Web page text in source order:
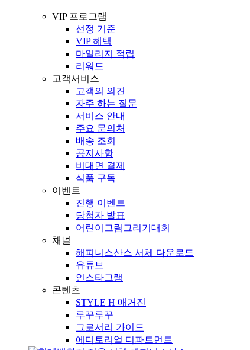
VIP 프로그램
선정 기준
VIP 혜택
마일리지 적립
리워드
고객서비스
고객의 의견
자주 하는 질문
서비스 안내
주요 문의처
배송 조회
공지사항
비대면 결제
식품 구독
이벤트
진행 이벤트
당첨자 발표
어린이그림그리기대회
채널
해피니스산스 서체 다운로드
유튜브
인스타그램
콘텐츠
STYLE H 매거진
루꾸루꾸
그로서리 가이드
에디토리얼 디파트먼트